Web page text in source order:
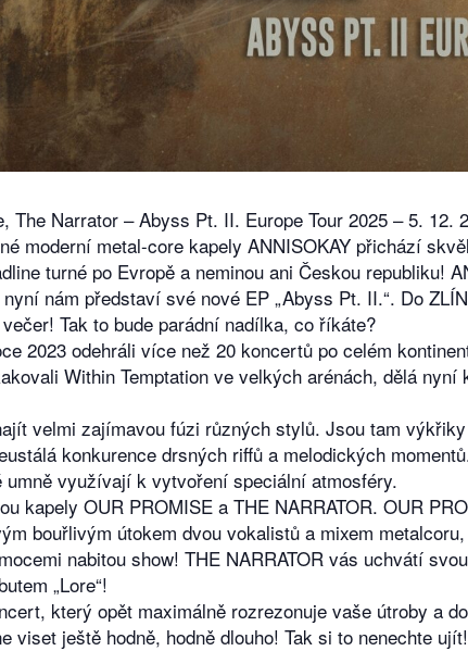
The Narrator – Abyss Pt. II. Europe Tour 2025 – 5.
moderní metal-core kapely ANNISOKAY přichází
turné po Evropě a neminou ani Českou republiku!
nyní nám představí své nové EP „Abyss Pt. II.“. Do
Tak to bude parádní nadílka, co říkáte?
2023 odehráli více než 20 koncertů po celém
Within Temptation ve velkých arénách, dělá
velmi zajímavou fúzi různých stylů. Jsou tam
konkurence drsných riffů a melodických
využívají k vytvoření speciální atmosféry.
kapely OUR PROMISE a THE NARRATOR. OUR
bouřlivým útokem dvou vokalistů a mixem
nabitou show! THE NARRATOR vás uchvátí
„Lore“!
který opět maximálně rozrezonuje vaše útroby a
viset ještě hodně, hodně dlouho! Tak si to nenechte ujít!